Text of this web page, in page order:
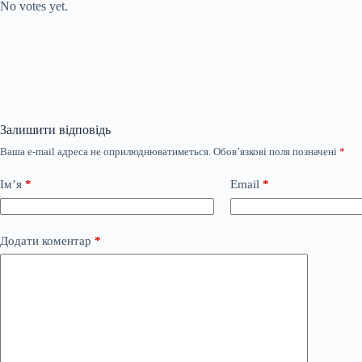
No votes yet.
Залишити відповідь
Ваша e-mail адреса не оприлюднюватиметься. Обов’язкові поля позначені *
Ім’я * Email *
Додати коментар *